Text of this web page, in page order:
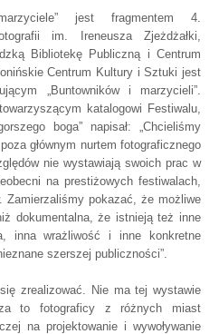
jest fragmentem 4.
im. Ireneusza Zjeżdżałki,
Bibliotekę Publiczną i Centrum
Centrum Kultury i Sztuki jest
„Buntowników i marzycieli”.
katalogowi Festiwalu,
boga” napisał: „Chcieliśmy
głównym nurtem fotograficznego
nie wystawiają swoich prac w
na prestiżowych festiwalach,
Zamierzaliśmy pokazać, że możliwe
dokumentalna, że istnieją też inne
inna wrażliwość i inne konkretne
szerszej publiczności”.
się zrealizować. Nie ma tej wystawie
to fotograficy z różnych miast
na projektowanie i wywoływanie